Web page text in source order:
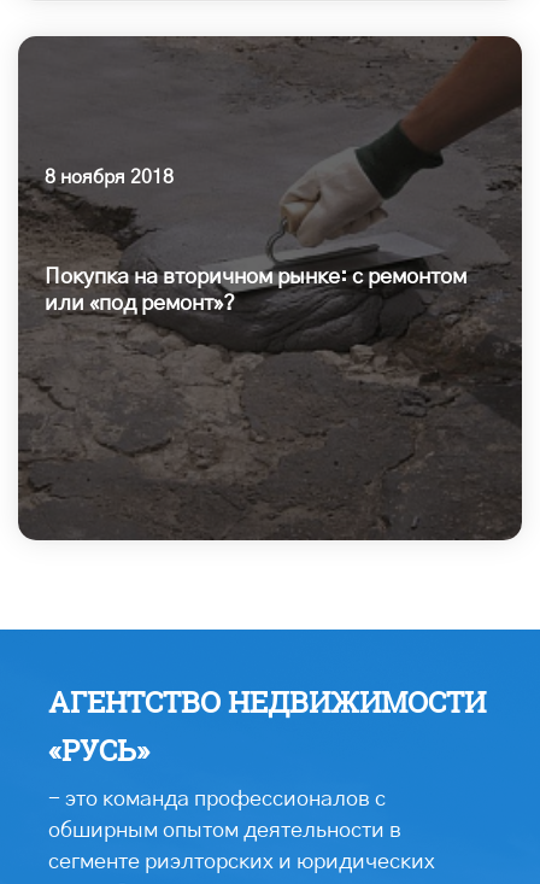
8 ноября 2018
Покупка на вторичном рынке: с ремонтом
или «под ремонт»?
АГЕНТСТВО НЕДВИЖИМОСТИ
«РУСЬ»
- это команда профессионалов с
обширным опытом деятельности в
сегменте риэлторских и юридических